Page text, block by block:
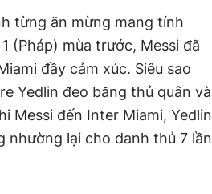
từng ăn mừng mang tính
(Pháp) mùa trước, Messi đã
đầy cảm xúc. Siêu sao
Yedlin đeo băng thủ quân và
Messi đến Inter Miami, Yedlin
nhường lại cho danh thủ 7 lần